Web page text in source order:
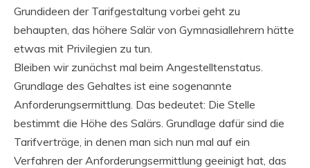
Grundideen der Tarifgestaltung vorbei geht zu
behaupten, das höhere Salär von Gymnasiallehrern hätte
etwas mit Privilegien zu tun.
Bleiben wir zunächst mal beim Angestelltenstatus.
Grundlage des Gehaltes ist eine sogenannte
Anforderungsermittlung. Das bedeutet: Die Stelle
bestimmt die Höhe des Salärs. Grundlage dafür sind die
Tarifverträge, in denen man sich nun mal auf ein
Verfahren der Anforderungsermittlung geeinigt hat, das